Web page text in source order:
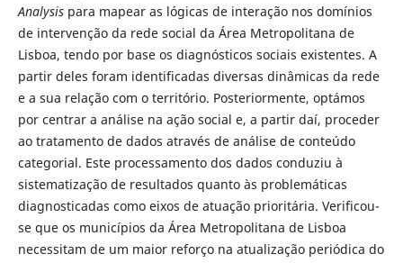
Analysispara mapear as lógicas de interação nos domínios
de intervenção da rede social da Área Metropolitana de
Lisboa, tendo por base os diagnósticos sociais existentes. A
partir deles foram identificadas diversas dinâmicas da rede
e a sua relação com o território. Posteriormente, optámos
por centrar a análise na ação social e, a partir daí, proceder
ao tratamento de dados através de análise de conteúdo
categorial. Este processamento dos dados conduziu à
sistematização de resultados quanto às problemáticas
diagnosticadas como eixos de atuação prioritária. Verificou-
se que os municípios da Área Metropolitana de Lisboa
necessitam de um maior reforço na atualização periódica do